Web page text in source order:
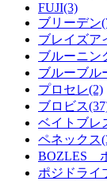
FUJI(3)
ブリーデン
ブレイズア
ブルーニン
ブルーブル
プロセレ(2)
ブロビス
ベイトブレ
ペネックス
BOZLES
ポジドライ